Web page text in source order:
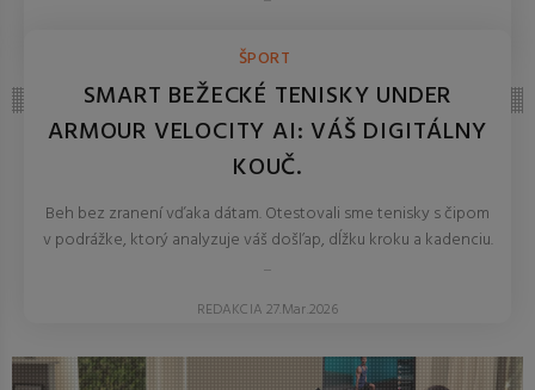
ŠPORT
SMART BEŽECKÉ TENISKY UNDER
ARMOUR VELOCITY AI: VÁŠ DIGITÁLNY
KOUČ.
Beh bez zranení vďaka dátam. Otestovali sme tenisky s čipom
v podrážke, ktorý analyzuje váš došľap, dĺžku kroku a kadenciu.
...
REDAKCIA 27.Mar.2026